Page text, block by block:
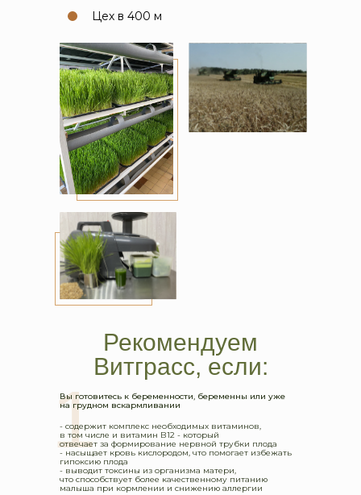
Цех в 400 м
Рекомендуем
Витграсс, если:
1
Вы готовитесь к беременности, беременны или уже
на грудном вскармливании
- содержит комплекс необходимых витаминов,
в том числе и витамин В12 - который
отвечает за формирование нервной трубки плода
- насыщает кровь кислородом, что помогает избежать
гипоксию плода
- выводит токсины из организма матери,
что способствует более качественному питанию
малыша при кормлении и снижению аллергии